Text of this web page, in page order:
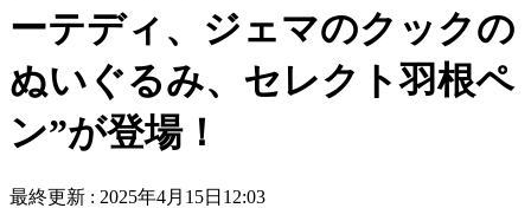
ーテディ、ジェマのクックの
ぬいぐるみ、セレクト羽根ペ
ン”が登場！
最終更新 : 2025年4月15日12:03